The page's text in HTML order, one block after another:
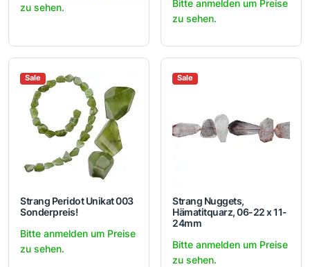
zu sehen.
Bitte anmelden um Preise
zu sehen.
Sale
Strang Peridot Unikat 003
Sonderpreis!
Bitte anmelden um Preise
zu sehen.
Sale
Strang Nuggets,
Hämatitquarz, 06-22 x 11-
24mm
Bitte anmelden um Preise
zu sehen.